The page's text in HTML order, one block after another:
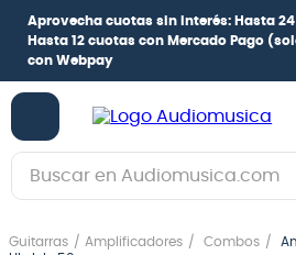
Aprovecha cuotas sin interés: Hasta
Hasta 12 cuotas con Mercado Pago
con Webpay
Buscar en Audiomusica.com
Guitarras Amplificadores Combos